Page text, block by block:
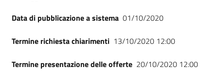
Data di pubblicazione a sistema 01/10/2020
Termine richiesta chiarimenti 13/10/2020 12:00
Termine presentazione delle offerte 20/10/2020 12:00